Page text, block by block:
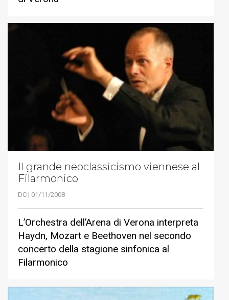
Il grande neoclassicismo viennese al
Filarmonico
DC | 01/11/2008
L’Orchestra dell’Arena di Verona interpreta
Haydn, Mozart e Beethoven nel secondo
concerto della stagione sinfonica al
Filarmonico